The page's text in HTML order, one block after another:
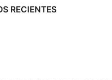
RECIENTES